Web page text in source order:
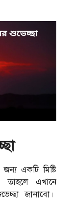
একটি মিষ্টি
তাহলে এখানে
জানাবো।